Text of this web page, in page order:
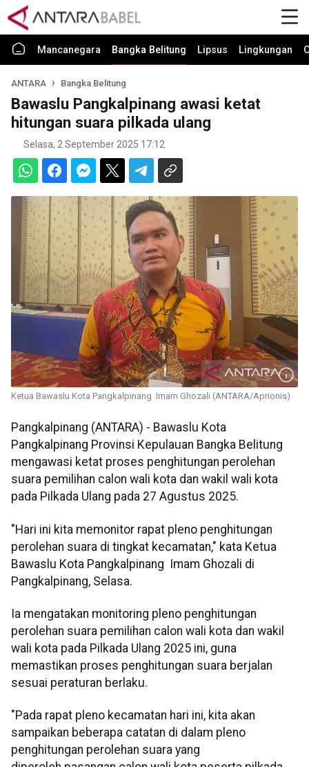
Mancanegara Bangka Belitung Lipsus Lingkungan
ANTARA Bangka Belitung
Bawaslu Pangkalpinang awasi ketat
hitungan suara pilkada ulang
Selasa, 2 September 2025 17:12
Ketua Bawaslu Kota Pangkalpinang Imam Ghozali (ANTARA/Aprionis)
Pangkalpinang (ANTARA) - Bawaslu Kota
Pangkalpinang Provinsi Kepulauan Bangka Belitung
mengawasi ketat proses penghitungan perolehan
suara pemilihan calon wali kota dan wakil wali kota
pada Pilkada Ulang pada 27 Agustus 2025.
"Hari ini kita memonitor rapat pleno penghitungan
perolehan suara di tingkat kecamatan," kata Ketua
Bawaslu Kota Pangkalpinang Imam Ghozali di
Pangkalpinang, Selasa.
Ia mengatakan monitoring pleno penghitungan
perolehan suara pemilihan calon wali kota dan wakil
wali kota pada Pilkada Ulang 2025 ini, guna
memastikan proses penghitungan suara berjalan
sesuai peraturan berlaku.
"Pada rapat pleno kecamatan hari ini, kita akan
sampaikan beberapa catatan di dalam pleno
penghitungan perolehan suara yang